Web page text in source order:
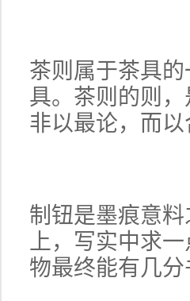
茶则属于茶具
具。 茶则的则
非以最论，而以
制钮是墨痕意
上，写实中求
物最终能有几分